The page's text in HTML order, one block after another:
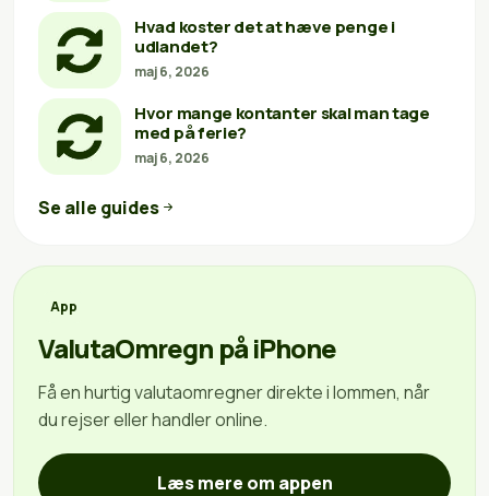
Hvad koster det at hæve penge i
udlandet?
maj 6, 2026
Hvor mange kontanter skal man tage
med på ferie?
maj 6, 2026
Se alle guides
App
ValutaOmregn på iPhone
Få en hurtig valutaomregner direkte i lommen, når
du rejser eller handler online.
Læs mere om appen